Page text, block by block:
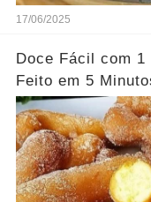
17/06/2025
Doce Fácil com
Feito em 5